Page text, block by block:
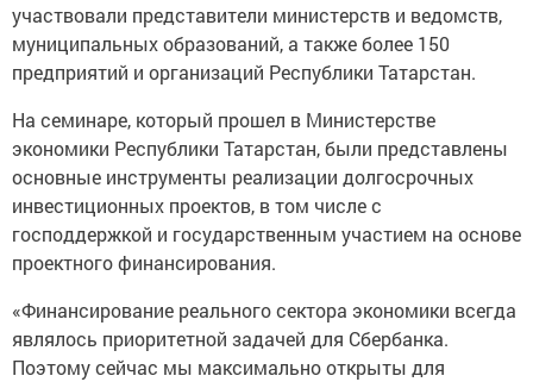
участвовали представители министерств и ведомств,
муниципальных образований, а также более 150
предприятий и организаций Республики Татарстан.
На семинаре, который прошел в Министерстве
экономики Республики Татарстан, были представлены
основные инструменты реализации долгосрочных
инвестиционных проектов, в том числе с
господдержкой и государственным участием на основе
проектного финансирования.
«Финансирование реального сектора экономики всегда
являлось приоритетной задачей для Сбербанка.
Поэтому сейчас мы максимально открыты для